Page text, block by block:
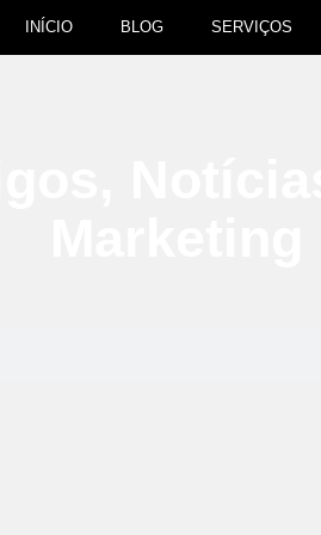
INÍCIO BLOG SERVIÇOS